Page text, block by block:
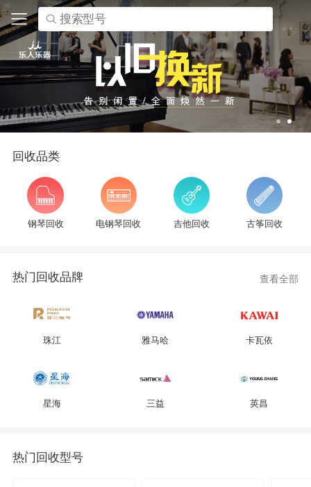
搜索型号
回收品类
钢琴回收 电钢琴回收 吉他回收 古筝回收
热门回收品牌 查看全部
珠江 雅马哈 卡瓦依
星海 三益 英昌
热门回收型号